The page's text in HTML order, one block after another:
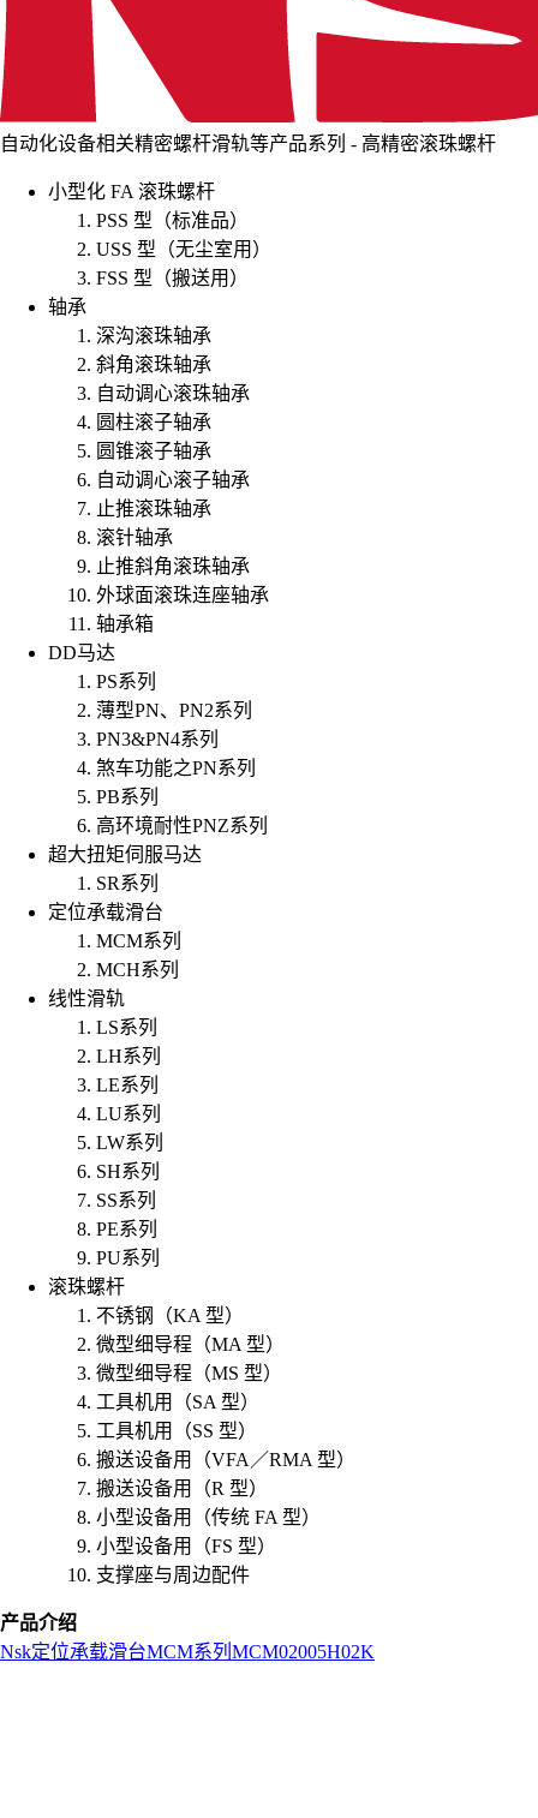
自动化设备相关精密螺杆滑轨等产品系列 - 高精密滚珠螺杆
小型化 FA 滚珠螺杆
PSS 型（标准品）
USS 型（无尘室用）
FSS 型（搬送用）
轴承
深沟滚珠轴承
斜角滚珠轴承
自动调心滚珠轴承
圆柱滚子轴承
圆锥滚子轴承
自动调心滚子轴承
止推滚珠轴承
滚针轴承
止推斜角滚珠轴承
外球面滚珠连座轴承
轴承箱
DD马达
PS系列
薄型PN、PN2系列
PN3&PN4系列
煞车功能之PN系列
PB系列
高环境耐性PNZ系列
超大扭矩伺服马达
SR系列
定位承载滑台
MCM系列
MCH系列
线性滑轨
LS系列
LH系列
LE系列
LU系列
LW系列
SH系列
SS系列
PE系列
PU系列
滚珠螺杆
不锈钢（KA 型）
微型细导程（MA 型）
微型细导程（MS 型）
工具机用（SA 型）
工具机用（SS 型）
搬送设备用（VFA／RMA 型）
搬送设备用（R 型）
小型设备用（传统 FA 型）
小型设备用（FS 型）
支撑座与周边配件
产品介绍
Nsk定位承载滑台MCM系列 MCM02005H02K